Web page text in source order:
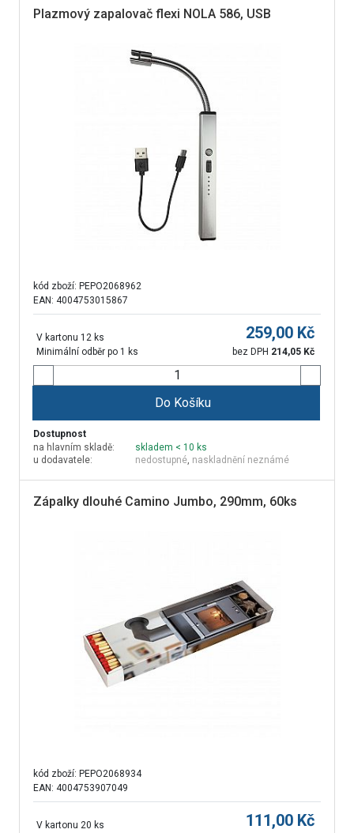
Plazmový zapalovač flexi NOLA 586, USB
kód zboží: PEPO2068962
EAN: 4004753015867
V kartonu 12 ks
Minimální odběr po 1 ks
259,00 Kč
bez DPH 214,05 Kč
Do Košíku
Dostupnost
na hlavním skladě:
skladem < 10 ks
u dodavatele:
nedostupné, naskladnění neznámé
Zápalky dlouhé Camino Jumbo, 290mm, 60ks
kód zboží: PEPO2068934
EAN: 4004753907049
V kartonu 20 ks
111,00 Kč